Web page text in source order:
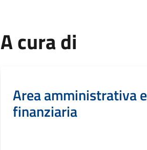
A cura di
Area amministrativa e
finanziaria